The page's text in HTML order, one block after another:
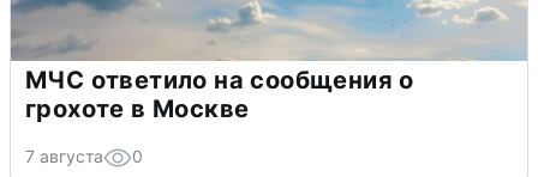
МЧС ответило на сообщения о
грохоте в Москве
7 августа 0